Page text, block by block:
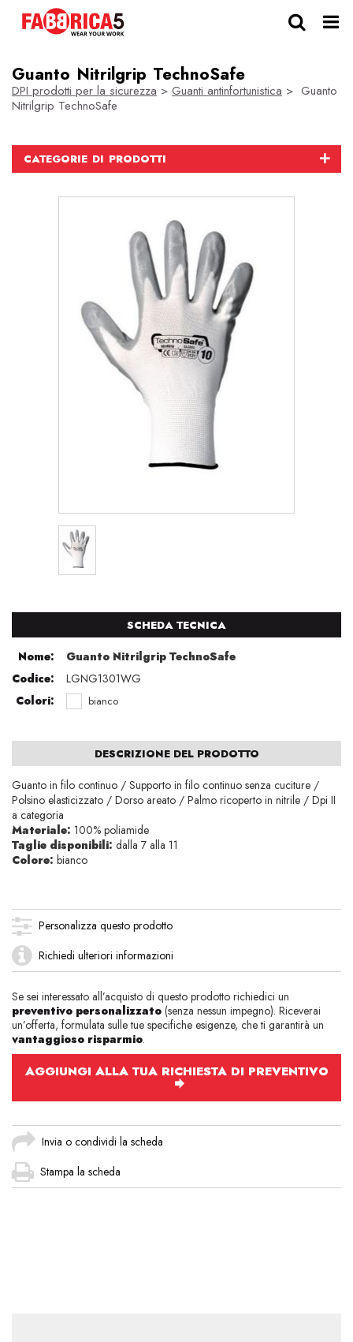
Guanto Nitrilgrip TechnoSafe
DPI prodotti per la sicurezza > Guanti antinfortunistica > Guanto
Nitrilgrip TechnoSafe
CATEGORIE DI PRODOTTI
SCHEDA TECNICA
Nome:
Guanto Nitrilgrip TechnoSafe
Codice:
LGNG1301WG
Colori:
bianco
DESCRIZIONE DEL PRODOTTO
Guanto in filo continuo / Supporto in filo continuo senza cuciture /
Polsino elasticizzato / Dorso areato / Palmo ricoperto in nitrile / Dpi II
a categoria
Materiale: 100% poliamide
Taglie disponibili: dalla 7 alla 11
Colore: bianco
Personalizza questo prodotto
Richiedi ulteriori informazioni
Se sei interessato all’acquisto di questo prodotto richiedici un
preventivo personalizzato (senza nessun impegno). Riceverai
un’offerta, formulata sulle tue specifiche esigenze, che ti garantirà un
vantaggioso risparmio.
AGGIUNGI ALLA TUA RICHIESTA DI PREVENTIVO
Invia o condividi la scheda
Stampa la scheda